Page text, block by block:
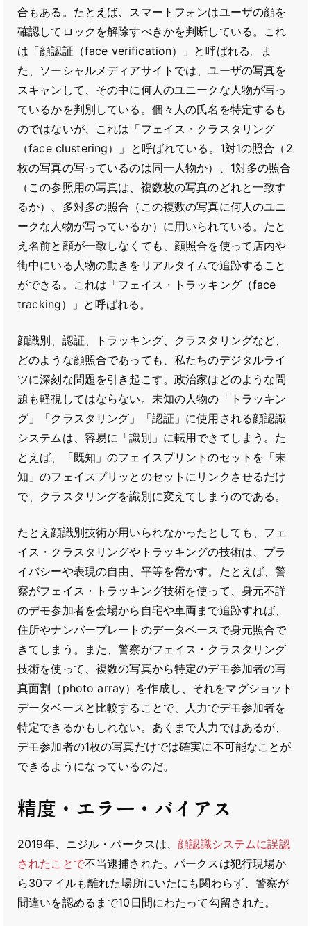
合もある。たとえば、スマートフォンはユーザの顔を
確認してロックを解除すべきかを判断している。これ
は「顔認証（face verification）」と呼ばれる。ま
た、ソーシャルメディアサイトでは、ユーザの写真を
スキャンして、その中に何人のユニークな人物が写っ
ているかを判別している。個々人の氏名を特定するも
のではないが、これは「フェイス・クラスタリング
（face clustering）」と呼ばれている。1対1の照合（2
枚の写真の写っているのは同一人物か）、1対多の照合
（この参照用の写真は、複数枚の写真のどれと一致す
るか）、多対多の照合（この複数の写真に何人のユニ
ークな人物が写っているか）に用いられている。たと
え名前と顔が一致しなくても、顔照合を使って店内や
街中にいる人物の動きをリアルタイムで追跡すること
ができる。これは「フェイス・トラッキング（face
tracking）」と呼ばれる。
顔識別、認証、トラッキング、クラスタリングなど、
どのような顔照合であっても、私たちのデジタルライ
ツに深刻な問題を引き起こす。政治家はどのような問
題も軽視してはならない。未知の人物の「トラッキン
グ」「クラスタリング」「認証」に使用される顔認識
システムは、容易に「識別」に転用できてしまう。た
とえば、「既知」のフェイスプリントのセットを「未
知」のフェイスプリッとのセットにリンクさせるだけ
で、クラスタリングを識別に変えてしまうのである。
たとえ顔識別技術が用いられなかったとしても、フェ
イス・クラスタリングやトラッキングの技術は、プラ
イバシーや表現の自由、平等を脅かす。たとえば、警
察がフェイス・トラッキング技術を使って、身元不詳
のデモ参加者を会場から自宅や車両まで追跡すれば、
住所やナンバープレートのデータベースで身元照合で
きてしまう。また、警察がフェイス・クラスタリング
技術を使って、複数の写真から特定のデモ参加者の写
真面割（photo array）を作成し、それをマグショット
データベースと比較することで、人力でデモ参加者を
特定できるかもしれない。あくまで人力ではあるが、
デモ参加者の1枚の写真だけでは確実に不可能なことが
できるようになっているのだ。
精度・エラー・バイアス
2019年、ニジル・パークスは、 顔認識システムに誤認
されたことで不当逮捕された。パークスは犯行現場か
ら30マイルも離れた場所にいたにも関わらず、警察が
間違いを認めるまで10日間にわたって勾留された。